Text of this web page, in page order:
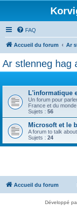
FAQ
Accueil du forum Ar
Ar stlenneg hag
L'informatique
Un forum pour
France et du
Sujets : 56
Microsoft et le
A forum to talk
Sujets : 24
Accueil du forum
Développé